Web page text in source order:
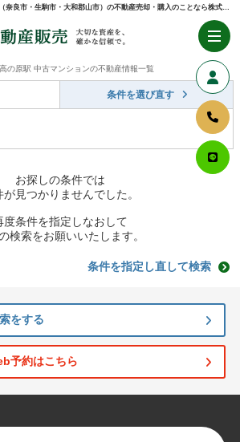
高の原駅 中古マンション｜奈良県（奈良市・生駒市・大和郡山市）の不動産売却・購入のことなら株式会社丸山不動産販売
高の原駅 中古マンションの不動産情報一覧
条件を選び直す
お探しの条件では
が見つかりませんでした。
度条件を指定しなおして
検索をお願いいたします。
条件を指定し直して検索
をする
予約はこちら